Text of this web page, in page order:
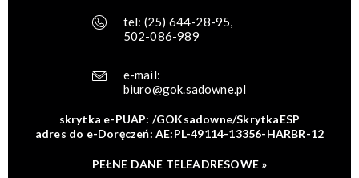
tel: (25) 644-28-95,
502-086-989
e-mail:
biuro@gok.sadowne.pl
skrytka e-PUAP: /GOKsadowne/SkrytkaESP
adres do e-Doręczeń: AE:PL-49114-13356-HARBR-12
PEŁNE DANE TELEADRESOWE »